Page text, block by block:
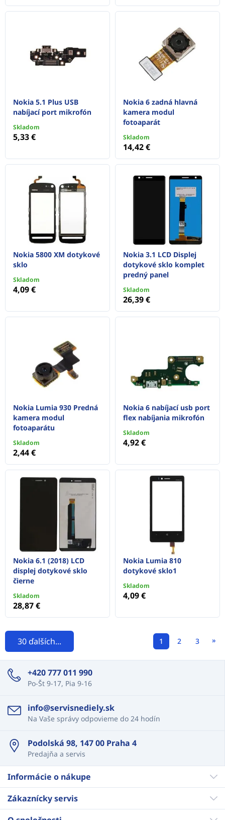
Nokia 5.1 Plus USB
nabíjací port mikrofón
Skladom
5,33 €
Nokia 6 zadná hlavná
kamera modul
fotoaparát
Skladom
14,42 €
Nokia 5800 XM dotykové
sklo
Skladom
4,09 €
Nokia 3.1 LCD Displej
dotykové sklo komplet
predný panel
Skladom
26,39 €
Nokia Lumia 930 Predná
kamera modul
fotoaparátu
Skladom
2,44 €
Nokia 6 nabíjací usb port
flex nabíjania mikrofón
Skladom
4,92 €
Nokia 6.1 (2018) LCD
displej dotykové sklo
čierne
Skladom
28,87 €
Nokia Lumia 810
dotykové sklo1
Skladom
4,09 €
30 ďalších... 1 2 3 »
+420 777 011 990
Po-Št 9-17, Pia 9-16
info@servisnediely.sk
Na Vaše správy odpovieme do 24 hodín
Podolská 98, 147 00 Praha 4
Predajňa a servis
Informácie o nákupe
Zákaznícky servis